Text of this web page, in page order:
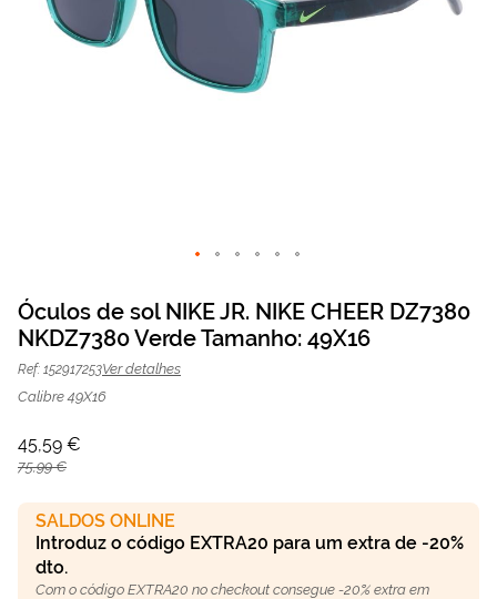
Óculos de sol NIKE JR. NKDZ7380
Verde | Mais Optica
para
o
início
Galeria
de
Óculos de sol NIKE JR. NIKE CHEER DZ7380
NKDZ7380 Verde Tamanho: 49X16
Ref: 152917253Ver detalhes
Calibre 49X16
45,59 €
75,99 €
SALDOS ONLINE
Introduz o código EXTRA20 para um extra de -20%
dto.
Com o código EXTRA20 no checkout consegue -20% extra em